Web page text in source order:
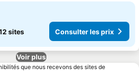
sites Consulter les prix
Voir plus
que nous recevons des sites de